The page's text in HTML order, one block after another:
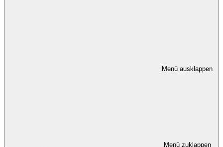
Menü ausklappen
Menü zuklappen